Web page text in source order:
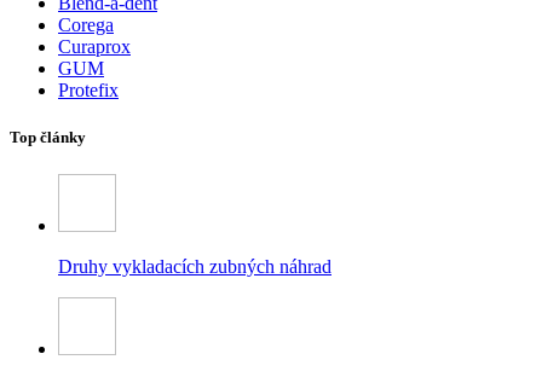
Corega
Curaprox
GUM
Protefix
Top články
Druhy vykladacích zubných náhrad